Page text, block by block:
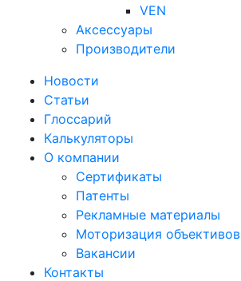
VEN
Аксессуары
Производители
Новости
Статьи
Глоссарий
Калькуляторы
О компании
Сертификаты
Патенты
Рекламные материалы
Моторизация объективов
Вакансии
Контакты